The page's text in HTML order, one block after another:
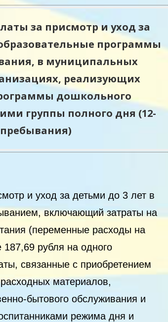
за присмотр и уход за
программы
в муниципальных
реализующих
дошкольного
группы полного дня (12-
пребывания)
и уход за детьми до 3 лет в
включающий затраты на
(переменные расходы на
рубля на одного
связанные с приобретением
материалов,
бытового обслуживания и
режима дня и